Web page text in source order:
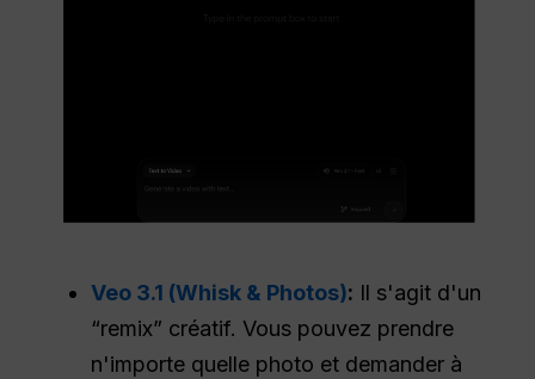
Veo 3.1 (Whisk & Photos): Il s'agit d'un
“remix” créatif. Vous pouvez prendre
n'importe quelle photo et demander à